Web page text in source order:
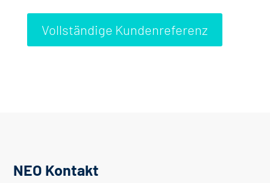
Vollständige Kundenreferenz
NEO Kontakt